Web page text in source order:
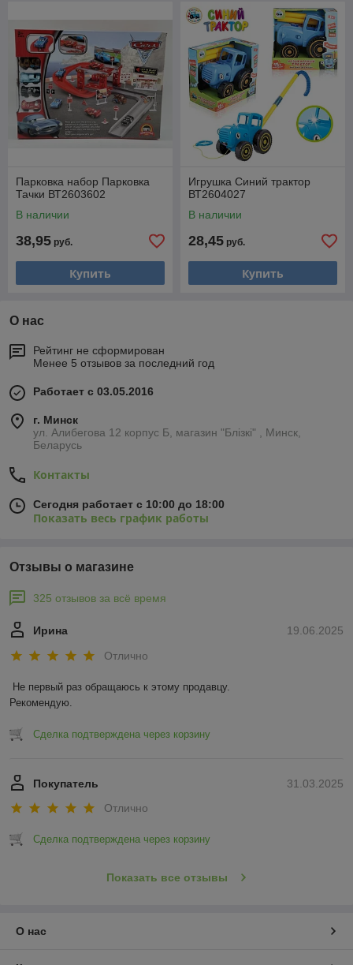
Парковка набор Парковка
Тачки ВТ2603602
В наличии
38,95 руб.
Купить
Игрушка Синий трактор
ВТ2604027
В наличии
28,45 руб.
Купить
О нас
Рейтинг не сформирован
Менее 5 отзывов за последний год
Работает с 03.05.2016
г. Минск
ул. Алибегова 12 корпус Б, магазин "Блiзкi" , Минск,
Беларусь
Контакты
Сегодня работает с 10:00 до 18:00
Показать весь график работы
Отзывы о магазине
325 отзывов за всё время
19.06.2025
Ирина
Отлично
Не первый раз обращаюсь к этому продавцу.
Рекомендую.
Сделка подтверждена через корзину
31.03.2025
Покупатель
Отлично
Сделка подтверждена через корзину
Показать все отзывы
О нас